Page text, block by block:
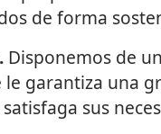
de forma
Disponemos de
garantiza una
sus